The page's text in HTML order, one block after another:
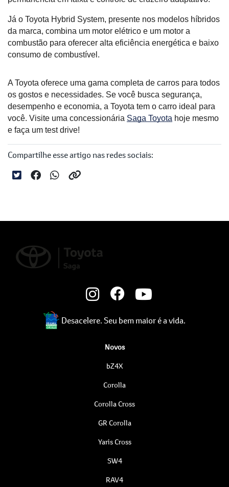
Já o Toyota Hybrid System, presente nos modelos híbridos
da marca, combina um motor elétrico e um motor a
combustão para oferecer alta eficiência energética e baixo
consumo de combustível.
A Toyota oferece uma gama completa de carros para todos
os gostos e necessidades. Se você busca segurança,
desempenho e economia, a Toyota tem o carro ideal para
você. Visite uma concessionária Saga Toyota hoje mesmo
e faça um test drive!
Compartilhe esse artigo nas redes sociais:
Desacelere. Seu bem maior é a vida.
Novos
bZ4X
Corolla
Corolla Cross
GR Corolla
Yaris Cross
SW4
RAV4